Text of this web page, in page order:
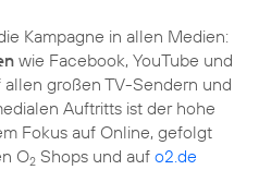
Kampagne in allen Medien:
wie Facebook, YouTube und
allen großen TV-Sendern und
Auftritts ist der hohe
Fokus auf Online, gefolgt
O2 Shops und auf o2.de